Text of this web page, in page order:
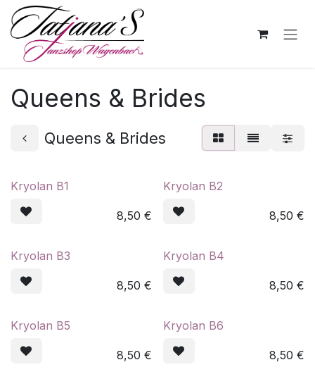
Zum Inhalt springen
Queens & Brides
Queens & Brides
Kryolan B1
8,50 €
Kryolan B2
8,50 €
Kryolan B3
8,50 €
Kryolan B4
8,50 €
Kryolan B5
8,50 €
Kryolan B6
8,50 €